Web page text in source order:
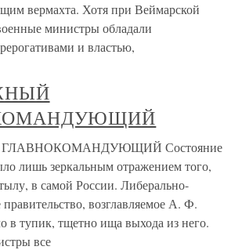
вермахта. Хотя при Веймарской
министры обладали
и властью,
Состояние
лишь зеркальным отражением того,
в самой России. Либерально-
правительство, возглавляемое А. Ф.
в тупик, тщетно ища выхода из него.
все